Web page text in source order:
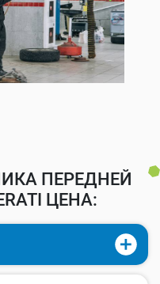
ПЕРЕДНЕЙ
ЦЕНА: